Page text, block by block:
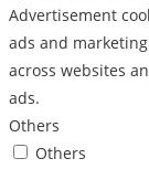
Advertisement
ads and
across websites
ads.
Others
Others